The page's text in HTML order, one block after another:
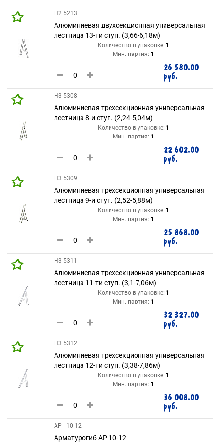
H2 5213
Алюминиевая двухсекционная универсальная
лестница 13-ти ступ. (3,66-6,18м)
Количество в упаковке: 1
Мин. партия: 1
26 580.00
руб.
H3 5308
Алюминиевая трехсекционная универсальная
лестница 8-и ступ. (2,24-5,04м)
Количество в упаковке: 1
Мин. партия: 1
22 602.00
руб.
H3 5309
Алюминиевая трехсекционная универсальная
лестница 9-и ступ. (2,52-5,88м)
Количество в упаковке: 1
Мин. партия: 1
25 868.00
руб.
H3 5311
Алюминиевая трехсекционная универсальная
лестница 11-ти ступ. (3,1-7,06м)
Количество в упаковке: 1
Мин. партия: 1
32 327.00
руб.
H3 5312
Алюминиевая трехсекционная универсальная
лестница 12-ти ступ. (3,38-7,86м)
Количество в упаковке: 1
Мин. партия: 1
36 008.00
руб.
АР - 10-12
Арматурогиб АР 10-12